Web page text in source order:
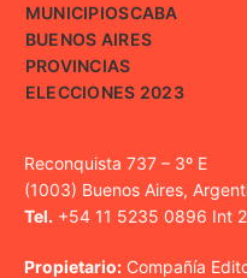
MUNICIPIOSCABA
BUENOS AIRES
PROVINCIAS
ELECCIONES 2023
Reconquista 737 – 3º E
(1003) Buenos Aires,
Tel. +54 11 5235 0896 Int
Propietario: Compañía